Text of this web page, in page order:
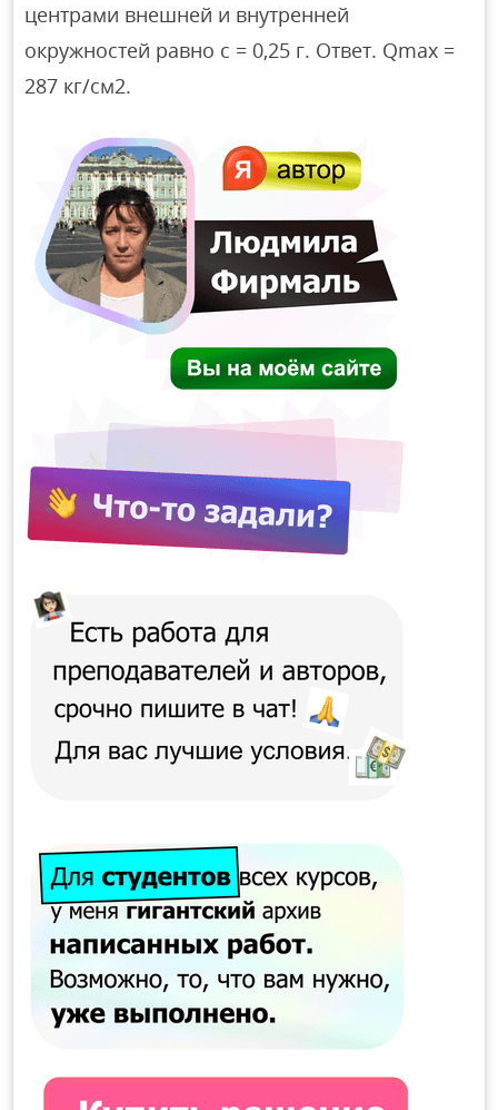
центрами внешней и внутренней
окружностей равно с = 0,25 г. Ответ. Qmax =
287 кг/см2.